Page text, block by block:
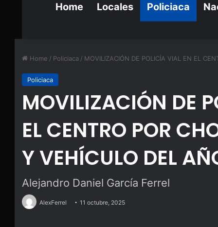
Home Locales Policiaca
Home / Policiaca / MOVILIZACIÓN DE POLICÍA VIAL EN EL
Policiaca
MOVILIZACIÓN DE
EL CENTRO POR
Y VEHÍCULO DEL
Alejandro Daniel García Ferrel
AlexFerrel 11 octubre, 2025